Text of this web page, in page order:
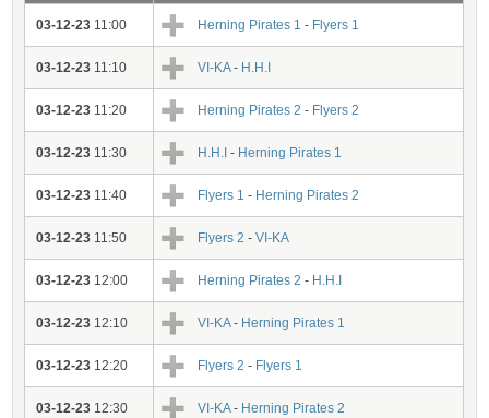
03-12-23 11:00 Herning Pirates 1 - Flyers 1
03-12-23 11:10 VI-KA- H.H.I
03-12-23 11:20 Herning Pirates 2 - Flyers 2
03-12-23 11:30 H.H.I - Herning Pirates 1
03-12-23 11:40 Flyers 1 - Herning Pirates 2
03-12-23 11:50 Flyers 2 -VI-KA
03-12-23 12:00 Herning Pirates 2 - H.H.I
03-12-23 12:10 VI-KA- Herning Pirates 1
03-12-23 12:20 Flyers 2 - Flyers 1
03-12-23 12:30 VI-KA- Herning Pirates 2